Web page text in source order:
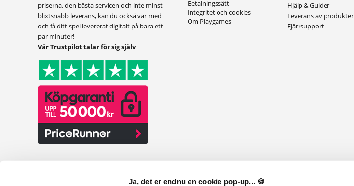
Ja, det er endnu en cookie pop-up... 🍪
priserna, den bästa servicen och inte minst
blixtsnabb leverans, kan du också var med
och få ditt spel levererat digitalt på bara ett
par minuter!
Vår Trustpilot talar för sig själv
Betalningssätt
Integritet och cookies
Om Playgames
Hjälp & Guider
Leverans av produkter
Fjärrsupport